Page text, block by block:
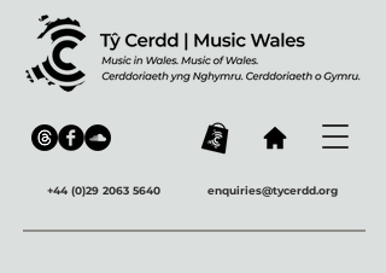
+44 (0)29 2063 5640 enquiries@tycerdd.org